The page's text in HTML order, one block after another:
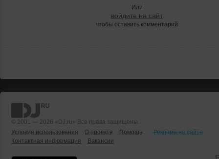
Или
войдите на сайт
чтобы оставить комментарий
© 2001 — 2026 «DJ.ru» Все права защищены.
Условия использования
О проекте Помощь
Реклама на сайте
Контактная информация
Вакансии